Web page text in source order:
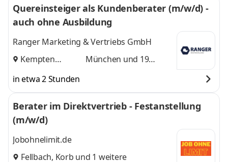
Quereinsteiger als Kundenberater (m/w/d) -
auch ohne Ausbildung
Ranger Marketing & Vertriebs GmbH
Kempten
München und 19
in etwa 2 Stunden
Berater im Direktvertrieb - Festanstellung
(m/w/d)
Jobohnelimit.de
Fellbach, Korb und 1 weitere